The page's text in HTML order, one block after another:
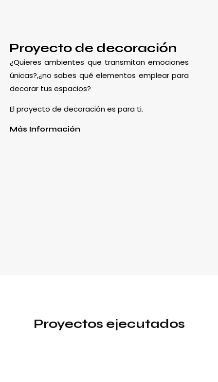
Proyecto de decoración
¿Quieres ambientes que transmitan emociones
únicas?,¿no sabes qué elementos emplear para
decorar tus espacios?
El proyecto de decoración es para ti.
Más Información
Proyectos ejecutados